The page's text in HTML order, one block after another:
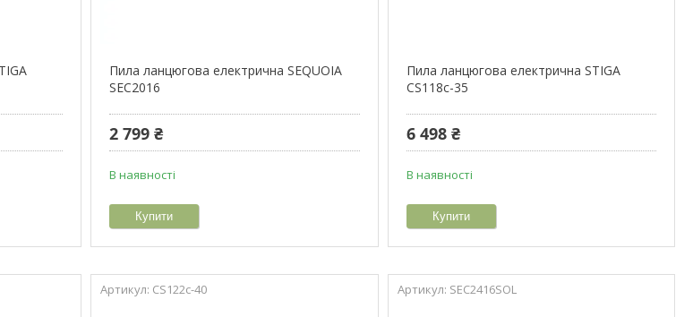
Пила ланцюгова електрична SEQUOIA
SEC2016
2 799 ₴
В наявності
Купити
Пила ланцюгова електрична STIGA
CS118c-35
6 498 ₴
В наявності
Купити
CS122c-40 SEC2416SOL